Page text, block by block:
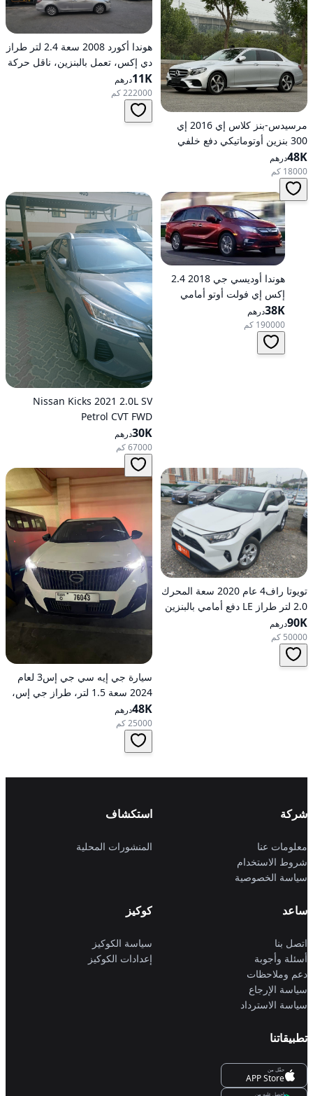
مرسيدس-بنز كلاس إي 2016 إي
300 بنزين أوتوماتيكي دفع خلفي
48Kدرهم
18000 كم
هوندا أكورد 2008 سعة 2.4 لتر طراز
دي إكس، تعمل بالبنزين، ناقل حركة
أوتوماتيكي، دفع أمامي
11Kدرهم
222000 كم
هوندا أوديسي جي 2018 2.4
إكس إي فولت أوتو أمامي
الدفع
38Kدرهم
190000 كم
Nissan Kicks 2021 2.0L SV
Petrol CVT FWD
30Kدرهم
67000 كم
تويوتا راف4 عام 2020 سعة المحرك
2.0 لتر طراز LE دفع أمامي بالبنزين
أوتوماتيكي
90Kدرهم
50000 كم
سيارة جي إيه سي جي إس3 لعام
2024 سعة 1.5 لتر، طراز جي إس،
تعمل بالبنزين، ناقل حركة
أوتوماتيكي، دفع أمامي
48Kدرهم
25000 كم
شركة
معلومات عنا
شروط الاستخدام
سياسة الخصوصية
استكشاف
المنشورات المحلية
ساعد
اتصل بنا
أسئلة وأجوبة
دعم وملاحظات
سياسة الإرجاع
سياسة الاسترداد
كوكيز
سياسة الكوكيز
إعدادات الكوكيز
تطبيقاتنا
حمِّل من
APP Store
احصل عليه من